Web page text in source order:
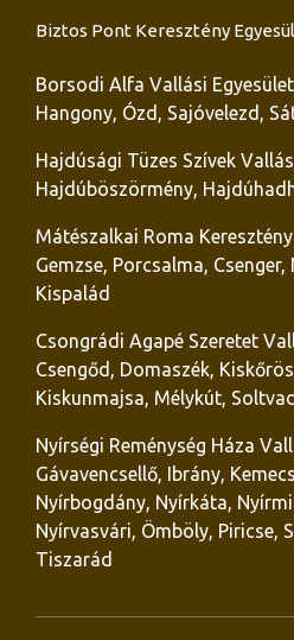
Biztos Pont Keresztény
Borsodi Alfa Vallási
Hangony, Ózd, Sajóvelezd,
Hajdúsági Tüzes Szívek
Hajdúböszörmény,
Mátészalkai Roma
Gemzse, Porcsalma, Csenger,
Kispalád
Csongrádi Agapé Szeretet
Csengőd, Domaszék,
Kiskunmajsa, Mélykút,
Nyírségi Reménység Háza
Gávavencsellő, Ibrány,
Nyírbogdány, Nyírkáta,
Nyírvasvári, Ömböly, Piricse,
Tiszarád